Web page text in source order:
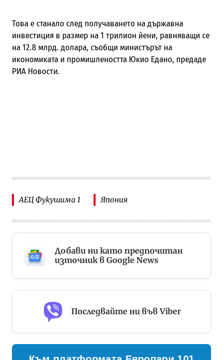
Това е станало след получаването на държавна
инвестиция в размер на 1 трилион йени, равняващи се
на 12.8 млрд. долара, съобщи министърът на
икономиката и промишлеността Юкио Едано, предаде
РИА Новости.
АЕЦ Фукушима 1 Япония
Добави ни като предпочитан
източник в Google News
Последвайте ни във Viber